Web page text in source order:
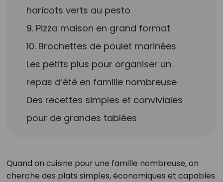
haricots verts au pesto
9. Pizza maison en grand format
10. Brochettes de poulet marinées
Les petits plus pour organiser un
repas d’été en famille nombreuse
Des recettes simples et conviviales
pour de grandes tablées
Quand on cuisine pour une famille nombreuse, on
cherche des plats simples, économiques et capables